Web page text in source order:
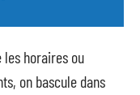
horaires ou
on bascule dans